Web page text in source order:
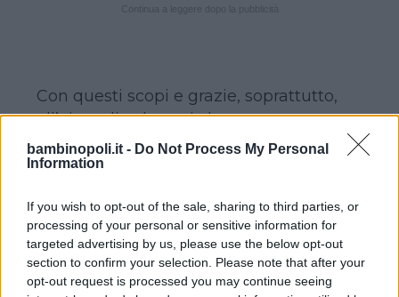
bambinopoli.it - Do Not Process My Personal
Information
If you wish to opt-out of the sale, sharing to third parties, or
processing of your personal or sensitive information for
targeted advertising by us, please use the below opt-out
section to confirm your selection. Please note that after your
opt-out request is processed you may continue seeing
Con questi scopi e grazie, soprattutto,
all’aiuto di volontari che
quotidianamente e con modalità
differenti sostengono l’Associazione,
prevenzione circa il 90% dei contributi
raccolti mantenendo non più del 10%
per le spese di gestione.